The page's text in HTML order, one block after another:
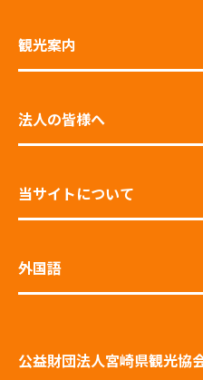
観光案内
法人の皆様へ
当サイトについて
外国語
公益財団法人宮崎県観光協